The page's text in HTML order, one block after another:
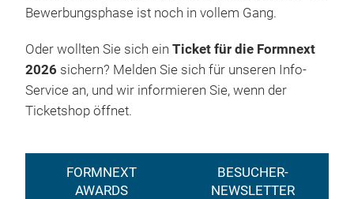
Bewerbungsphase ist noch in vollem Gang.
Oder wollten Sie sich ein Ticket für die Formnext
2026 sichern? Melden Sie sich für unseren Info-
Service an, und wir informieren Sie, wenn der
Ticketshop öffnet.
FORMNEXT
AWARDS
BESUCHER-
NEWSLETTER